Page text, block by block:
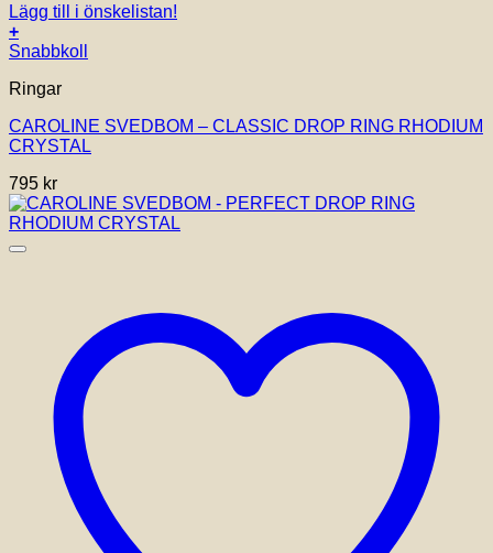
Lägg till i önskelistan!
+
Snabbkoll
Ringar
CAROLINE SVEDBOM – CLASSIC DROP RING RHODIUM
CRYSTAL
795 kr